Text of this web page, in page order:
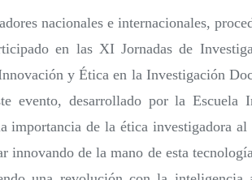
nacionales e internacionales,
en las XI Jornadas de
y Ética en la Investigación
evento, desarrollado por la Escuela
importancia de la ética investigadora
innovando de la mano de esta